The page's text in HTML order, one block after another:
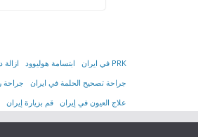
PRK في ايران ابتسامة هوليوود
جراحة تصحيح الحلمة في ايران
جراحة
علاج العيون في إيران
قم بزيارة إيران